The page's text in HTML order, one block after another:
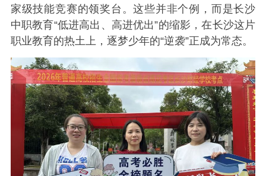
家级技能竞赛的领奖台。这些并非个例，而是长沙
中职教育“低进高出、高进优出”的缩影，在长沙这片
职业教育的热土上，逐梦少年的“逆袭”正成为常态。